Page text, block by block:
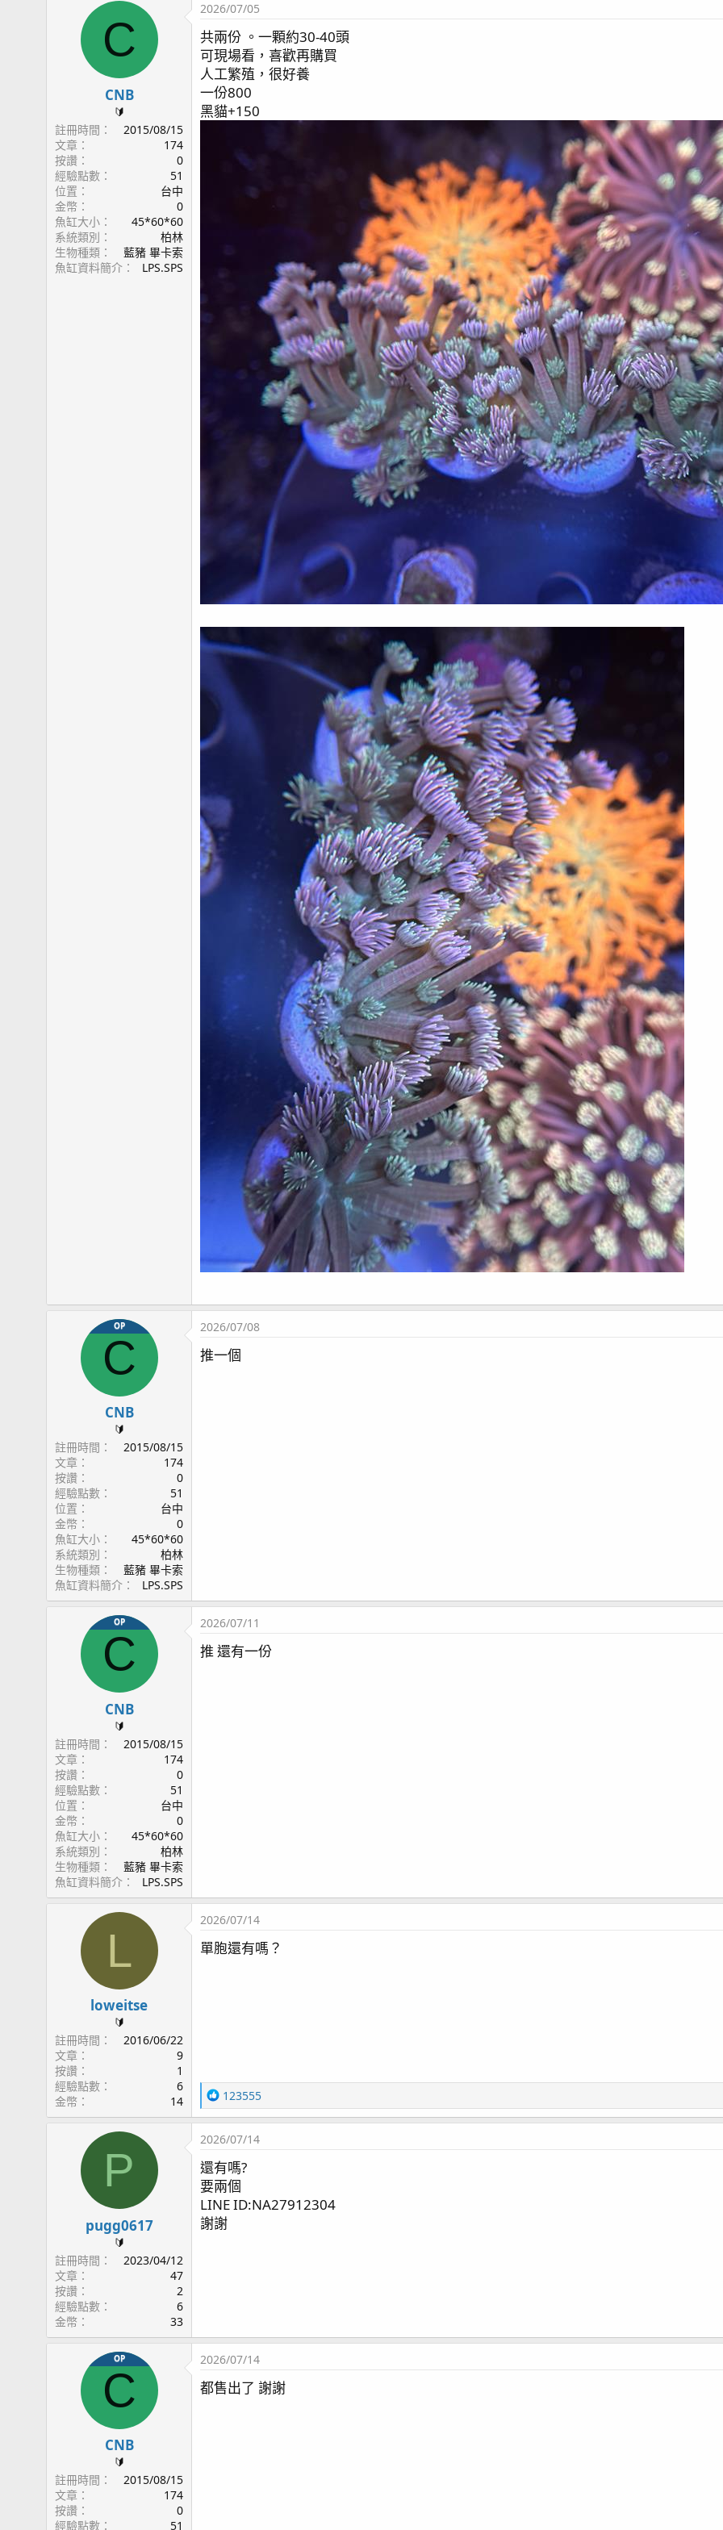
C
CNB
🔰
註冊時間
2015/08/15
文章
174
按讚
0
經驗點數
51
位置
台中
金幣
0
魚缸大小
45*60*60
系統類別
柏林
生物種類
藍豬 畢卡索
魚缸資料簡介
LPS.SPS
2026/07/05
共兩份 。一顆約30-40頭
可現場看，喜歡再購買
人工繁殖，很好養
一份800
黑貓+150
OP
C
CNB
🔰
註冊時間
2015/08/15
文章
174
按讚
0
經驗點數
51
位置
台中
金幣
0
魚缸大小
45*60*60
系統類別
柏林
生物種類
藍豬 畢卡索
魚缸資料簡介
LPS.SPS
2026/07/08
推一個
OP
C
CNB
🔰
註冊時間
2015/08/15
文章
174
按讚
0
經驗點數
51
位置
台中
金幣
0
魚缸大小
45*60*60
系統類別
柏林
生物種類
藍豬 畢卡索
魚缸資料簡介
LPS.SPS
2026/07/11
推 還有一份
L
loweitse
🔰
註冊時間
2016/06/22
文章
9
按讚
1
經驗點數
6
金幣
14
2026/07/14
單胞還有嗎？
R
e
a
c
i
o
n
s
：
123555
P
pugg0617
🔰
註冊時間
2023/04/12
文章
47
按讚
2
經驗點數
6
金幣
33
2026/07/14
還有嗎?
要兩個
LINE ID:NA27912304
謝謝
OP
C
CNB
🔰
註冊時間
2015/08/15
文章
174
按讚
0
經驗點數
51
2026/07/14
都售出了 謝謝